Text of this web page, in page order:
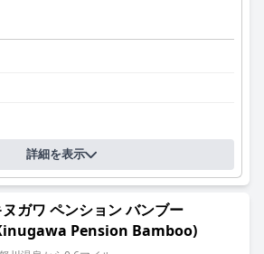
詳細を表示
ヌガワ ペンション バンブー
Pension Bamboo)